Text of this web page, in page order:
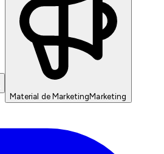
Material de MarketingMarketing